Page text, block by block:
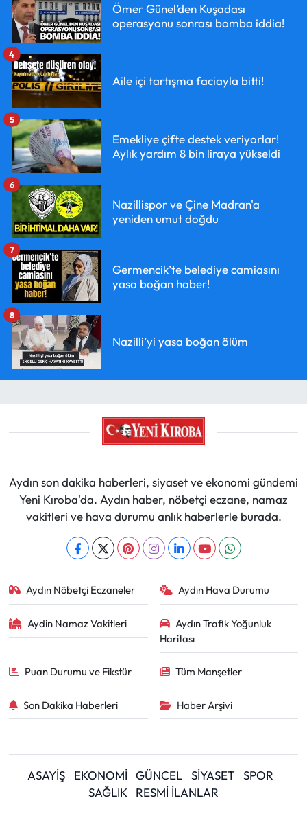
Ömer Günel’den Kuşadası
operasyonu sonrası bomba iddia!
Aile içi tartışma faciayla bitti!
4
Emekliye çifte destek veriyorlar!
Aylık yardım 8 bin liraya yükseldi
5
Nazillispor ve Çine Madran'a
yeniden umut doğdu
6
Germencik’te belediye camiasını
yasa boğan haber!
7
Nazilli’yi yasa boğan ölüm
8
Aydın son dakika haberleri, siyaset ve ekonomi gündemi
Yeni Kıroba'da. Aydın haber, nöbetçi eczane, namaz
vakitleri ve hava durumu anlık haberlerle burada.
Aydın Nöbetçi Eczaneler Aydın Hava Durumu
Aydin Namaz Vakitleri
Aydın Trafik Yoğunluk
Haritası
Puan Durumu ve Fikstür Tüm Manşetler
Son Dakika Haberleri Haber Arşivi
ASAYİŞ EKONOMİ GÜNCEL SİYASET
SPOR
SAĞLIK
RESMİ İLANLAR